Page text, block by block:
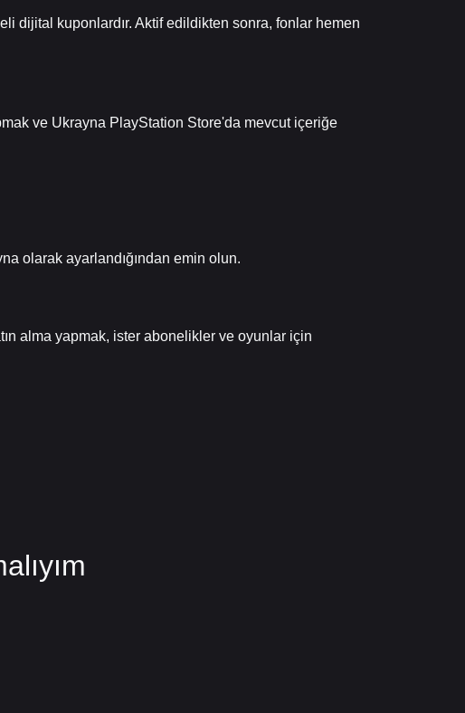
dijital kuponlardır. Aktif edildikten sonra, fonlar hemen
ve Ukrayna PlayStation Store'da mevcut içeriğe
olarak ayarlandığından emin olun.
alma yapmak, ister abonelikler ve oyunlar için